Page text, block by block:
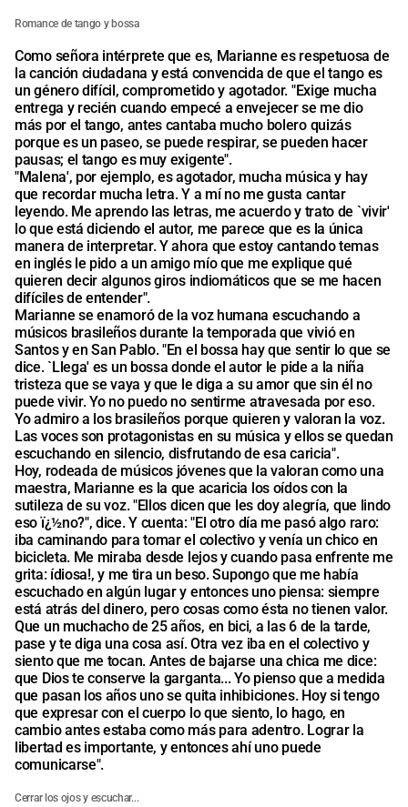
Romance de tango y bossa
Como señora intérprete que es, Marianne es respetuosa de
la canción ciudadana y está convencida de que el tango es
un género difícil, comprometido y agotador. "Exige mucha
entrega y recién cuando empecé a envejecer se me dio
más por el tango, antes cantaba mucho bolero quizás
porque es un paseo, se puede respirar, se pueden hacer
pausas; el tango es muy exigente".
"Malena', por ejemplo, es agotador, mucha música y hay
que recordar mucha letra. Y a mí no me gusta cantar
leyendo. Me aprendo las letras, me acuerdo y trato de `vivir'
lo que está diciendo el autor, me parece que es la única
manera de interpretar. Y ahora que estoy cantando temas
en inglés le pido a un amigo mío que me explique qué
quieren decir algunos giros indiomáticos que se me hacen
difíciles de entender".
Marianne se enamoró de la voz humana escuchando a
músicos brasileños durante la temporada que vivió en
Santos y en San Pablo. "En el bossa hay que sentir lo que se
dice. `Llega' es un bossa donde el autor le pide a la niña
tristeza que se vaya y que le diga a su amor que sin él no
puede vivir. Yo no puedo no sentirme atravesada por eso.
Yo admiro a los brasileños porque quieren y valoran la voz.
Las voces son protagonistas en su música y ellos se quedan
escuchando en silencio, disfrutando de esa caricia".
Hoy, rodeada de músicos jóvenes que la valoran como una
maestra, Marianne es la que acaricia los oídos con la
sutileza de su voz. "Ellos dicen que les doy alegría, que lindo
eso ï¿½no?", dice. Y cuenta: "El otro día me pasó algo raro:
iba caminando para tomar el colectivo y venía un chico en
bicicleta. Me miraba desde lejos y cuando pasa enfrente me
grita: ídiosa!, y me tira un beso. Supongo que me había
escuchado en algún lugar y entonces uno piensa: siempre
está atrás del dinero, pero cosas como ésta no tienen valor.
Que un muchacho de 25 años, en bici, a las 6 de la tarde,
pase y te diga una cosa así. Otra vez iba en el colectivo y
siento que me tocan. Antes de bajarse una chica me dice:
que Dios te conserve la garganta... Yo pienso que a medida
que pasan los años uno se quita inhibiciones. Hoy si tengo
que expresar con el cuerpo lo que siento, lo hago, en
cambio antes estaba como más para adentro. Lograr la
libertad es importante, y entonces ahí uno puede
comunicarse".
Cerrar los ojos y escuchar...